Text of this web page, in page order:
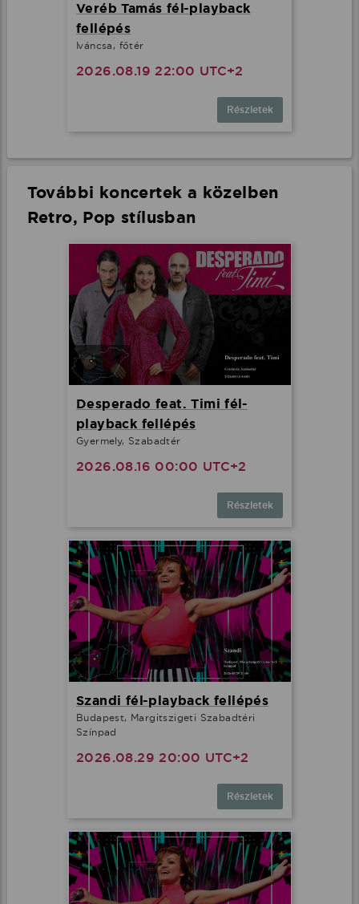
Veréb Tamás fél-playback
fellépés
Iváncsa, főtér
2026.08.19 22:00 UTC+2
Részletek
További koncertek a közelben
Retro, Pop stílusban
Desperado feat. Timi fél-
playback fellépés
Gyermely, Szabadtér
2026.08.16 00:00 UTC+2
Részletek
Szandi fél-playback fellépés
Budapest, Margitszigeti Szabadtéri
Színpad
2026.08.29 20:00 UTC+2
Részletek